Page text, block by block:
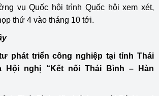
vụ Quốc hội trình Quốc hội xem xét,
thứ 4 vào tháng 10 tới.
phát triển công nghiệp tại tỉnh Thái
Hội nghị “Kết nối Thái Bình – Hàn